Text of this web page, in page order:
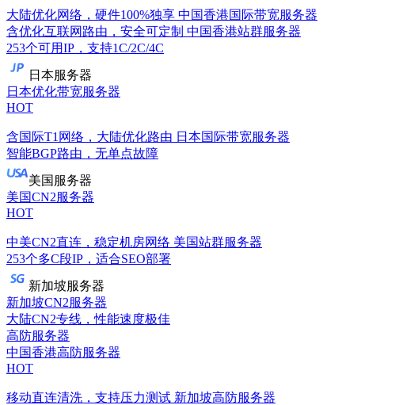
大陆优化网络，硬件100%独享 中国香港国际带宽服务器
含优化互联网路由，安全可定制 中国香港站群服务器
253个可用IP，支持1C/2C/4C
日本服务器
日本优化带宽服务器
HOT
含国际T1网络，大陆优化路由 日本国际带宽服务器
智能BGP路由，无单点故障
美国服务器
美国CN2服务器
HOT
中美CN2直连，稳定机房网络 美国站群服务器
253个多C段IP，适合SEO部署
新加坡服务器
新加坡CN2服务器
大陆CN2专线，性能速度极佳
高防服务器
中国香港高防服务器
HOT
移动直连清洗，支持压力测试 新加坡高防服务器